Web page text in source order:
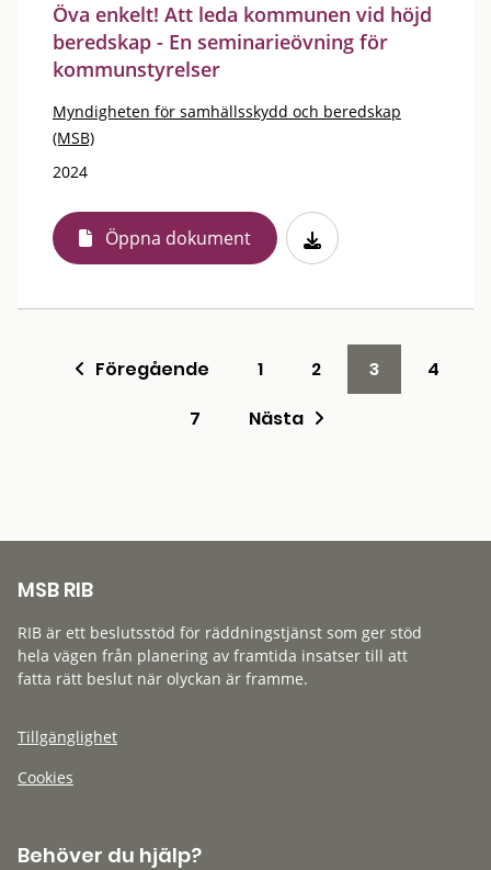
Öva enkelt! Att leda kommunen vid höjd
beredskap - En seminarieövning för
kommunstyrelser
Myndigheten för samhällsskydd och beredskap
(MSB)
2024
Öppna dokument
Föregående 1 2 3
4
7
Nästa
MSB RIB
RIB är ett beslutsstöd för räddningstjänst som ger stöd
hela vägen från planering av framtida insatser till att
fatta rätt beslut när olyckan är framme.
Tillgänglighet
Cookies
Behöver du hjälp?